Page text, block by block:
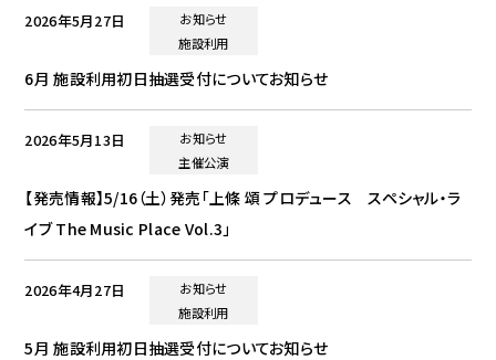
2026年5月27日
お知らせ
施設利用
6月 施設利用初日抽選受付についてお知らせ
2026年5月13日
お知らせ
主催公演
【発売情報】5/16（土）発売「上條 頌 プロデュース スペシャル・ラ
イブ The Music Place Vol.3」
2026年4月27日
お知らせ
施設利用
5月 施設利用初日抽選受付についてお知らせ